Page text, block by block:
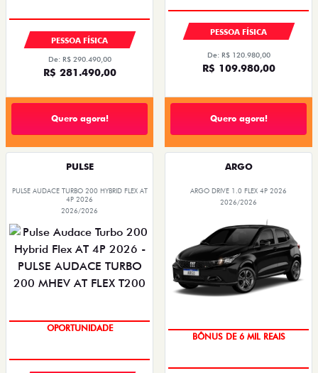
PESSOA FÍSICA
De: R$ 290.490,00
R$ 281.490,00
Quero agora!
PESSOA FÍSICA
De: R$ 120.980,00
R$ 109.980,00
Quero agora!
PULSE
PULSE AUDACE TURBO 200 HYBRID FLEX AT
4P 2026
2026/2026
OPORTUNIDADE
ARGO
ARGO DRIVE 1.0 FLEX 4P 2026
2026/2026
TAXA ZERO